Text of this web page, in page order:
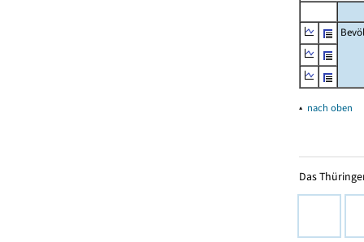
▴ nach oben
Das